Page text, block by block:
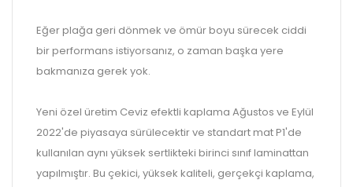
Eğer plağa geri dönmek ve ömür boyu sürecek ciddi
bir performans istiyorsanız, o zaman başka yere
bakmanıza gerek yok.
Yeni özel üretim Ceviz efektli kaplama Ağustos ve Eylül
2022'de piyasaya sürülecektir ve standart mat P1'de
kullanılan aynı yüksek sertlikteki birinci sınıf laminattan
yapılmıştır. Bu çekici, yüksek kaliteli, gerçekçi kaplama,